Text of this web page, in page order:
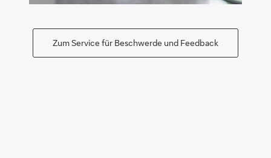
Zum Service für Beschwerde und Feedback